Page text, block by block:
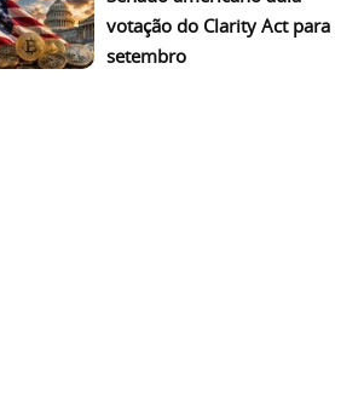
votação do Clarity Act para
setembro